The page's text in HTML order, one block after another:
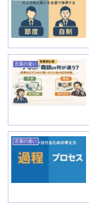
言葉の違い
言葉の違い